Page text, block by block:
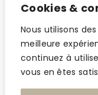
Cookies &
Nous utilisons
meilleure
continuez à
vous en êtes
©2024 amar-avocat.com |